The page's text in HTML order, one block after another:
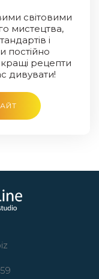
світовими
мистецтва,
і
постійно
рецепти
дивувати!